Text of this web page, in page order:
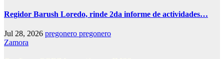
Regidor Barush Loredo, rinde 2da informe de actividades…
Jul 28, 2026 pregonero pregonero
Zamora